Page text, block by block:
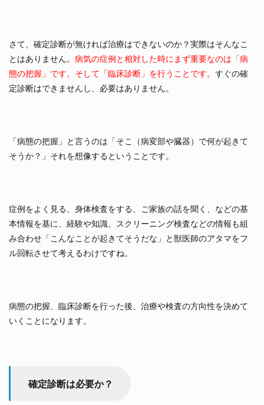
さて、確定診断が無ければ治療はできないのか？実際はそんなこ
とはありません。 病気の症例と相対した時にまず重要なのは「病
態の把握」です。そして「臨床診断」を行うことです。 すぐの確
定診断はできませんし、必要はありません。
「病態の把握」と言うのは「そこ（病変部や臓器）で何が起きて
そうか？」それを想像するということです。
症例をよく見る、身体検査をする、ご家族の話を聞く、などの基
本情報を基に、経験や知識、スクリーニング検査などの情報も組
み合わせ「こんなことが起きてそうだな」と獣医師のアタマをフ
ル回転させて考えるわけですね。
病態の把握、臨床診断を行った後、治療や検査の方向性を決めて
いくことになります。
確定診断は必要か？